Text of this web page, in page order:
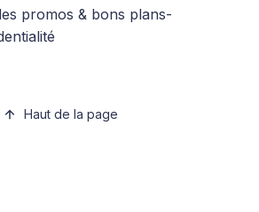
promos & bons plans-
Haut de la page